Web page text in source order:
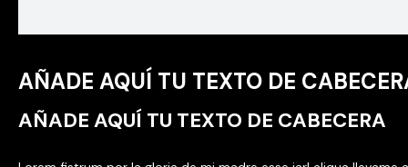
AÑADE AQUÍ TU TEXTO DE
AÑADE AQUÍ TU TEXTO DE CABECERA